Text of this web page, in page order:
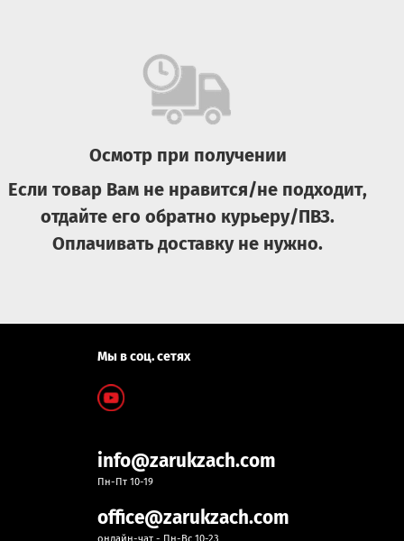
Осмотр при получении
Если товар Вам не нравится/не подходит,
отдайте его обратно курьеру/ПВЗ.
Оплачивать доставку не нужно.
Мы в соц. сетях
info@zarukzach.com
Пн-Пт 10-19
office@zarukzach.com